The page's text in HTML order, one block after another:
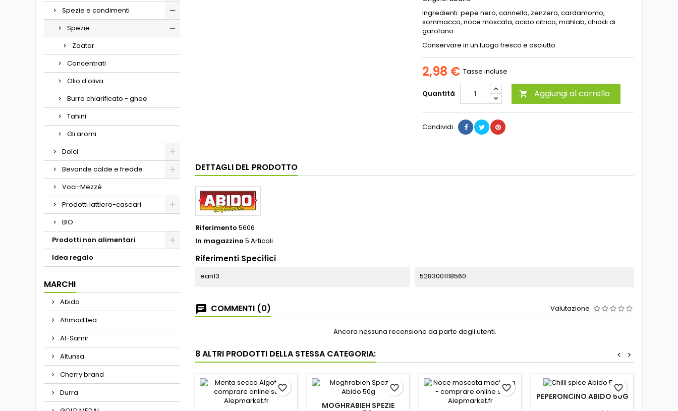
Spezie e condimenti
Spezie
Zaatar
Concentrati
Olio d'oliva
Burro chiarificato - ghee
Tahini
Gli aromi
Dolci
Bevande calde e fredde
Voci-Mezzé
Prodotti lattiero-caseari
BIO
Prodotti non alimentari
Idea regalo
MARCHI
Abido
Ahmad tea
Al-Samir
Altunsa
Cherry brand
Durra
Ingredienti: pepe nero, cannella, zenzero, cardamomo,
sommacco, noce moscata, acido citrico, mahlab, chiodi di
garofano
Conservare in un luogo fresco e asciutto.
2,98 € Tasse incluse
Quantità  Aggiungi al carrello
Condividi
DETTAGLI DEL PRODOTTO
Riferimento 5606
In magazzino 5 Articoli
Riferimenti Specifici
ean13 5283001118560
COMMENTI (0) Valutazione
Ancora nessuna recensione da parte degli utenti.
8 ALTRI PRODOTTI DELLA STESSA CATEGORIA: >
<
favorite_border
MOGHRABIEH SPEZIE
favorite_border
favorite_border
PEPERONCINO ABIDO 50G
favorite_border